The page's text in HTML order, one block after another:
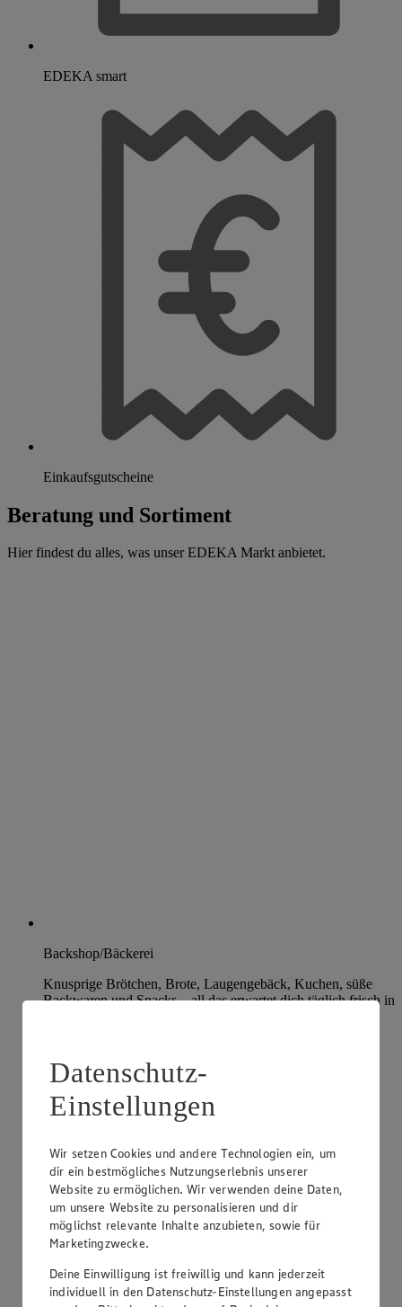
EDEKA smart
Einkaufsgutscheine
Beratung und Sortiment
Hier findest du alles, was unser EDEKA Markt anbietet.
Backshop/Bäckerei
Knusprige Brötchen, Brote, Laugengebäck, Kuchen, süße
Backwaren und Snacks – all das erwartet dich täglich frisch in
Datenschutz-
Einstellungen
Wir setzen Cookies und andere Technologien ein, um
dir ein bestmögliches Nutzungserlebnis unserer
Website zu ermöglichen. Wir verwenden deine Daten,
um unsere Website zu personalisieren und dir
möglichst relevante Inhalte anzubieten, sowie für
Marketingzwecke.
Deine Einwilligung ist freiwillig und kann jederzeit
individuell in den Datenschutz-Einstellungen angepasst